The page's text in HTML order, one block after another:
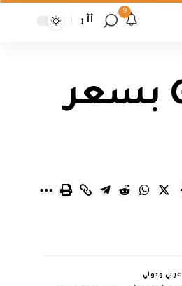
9
أأ
سامسونج تطلق هاتفها الجديد Galaxy J7 Nxt بسعر
عربي ودولي